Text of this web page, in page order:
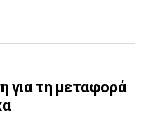
για τη μεταφορά